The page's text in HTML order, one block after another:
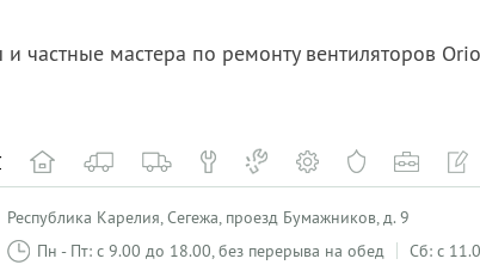
частные мастера по ремонту вентиляторов
Республика Карелия, Сегежа, проезд Бумажников, д. 9
Пн - Пт: с 9.00 до 18.00, без перерыва на обед
Сб: с